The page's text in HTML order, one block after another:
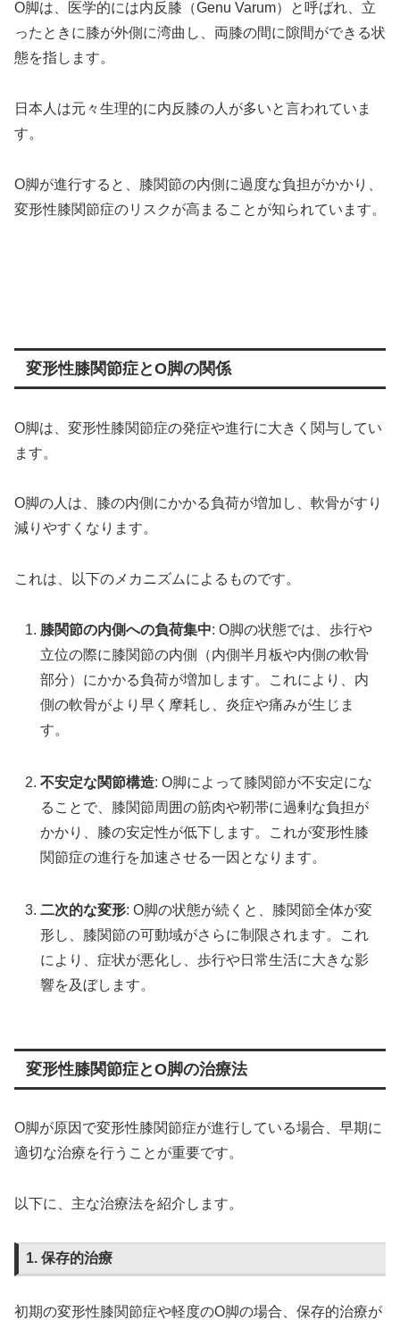
O脚は、医学的には内反膝（Genu Varum）と呼ばれ、立
ったときに膝が外側に湾曲し、両膝の間に隙間ができる状
態を指します。
日本人は元々生理的に内反膝の人が多いと言われていま
す。
O脚が進行すると、膝関節の内側に過度な負担がかかり、
変形性膝関節症のリスクが高まることが知られています。
変形性膝関節症とO脚の関係
O脚は、変形性膝関節症の発症や進行に大きく関与してい
ます。
O脚の人は、膝の内側にかかる負荷が増加し、軟骨がすり
減りやすくなります。
これは、以下のメカニズムによるものです。
膝関節の内側への負荷集中: O脚の状態では、歩行や
立位の際に膝関節の内側（内側半月板や内側の軟骨
部分）にかかる負荷が増加します。これにより、内
側の軟骨がより早く摩耗し、炎症や痛みが生じま
す。
不安定な関節構造: O脚によって膝関節が不安定にな
ることで、膝関節周囲の筋肉や靭帯に過剰な負担が
かかり、膝の安定性が低下します。これが変形性膝
関節症の進行を加速させる一因となります。
二次的な変形: O脚の状態が続くと、膝関節全体が変
形し、膝関節の可動域がさらに制限されます。これ
により、症状が悪化し、歩行や日常生活に大きな影
響を及ぼします。
変形性膝関節症とO脚の治療法
O脚が原因で変形性膝関節症が進行している場合、早期に
適切な治療を行うことが重要です。
以下に、主な治療法を紹介します。
1. 保存的治療
初期の変形性膝関節症や軽度のO脚の場合、保存的治療が